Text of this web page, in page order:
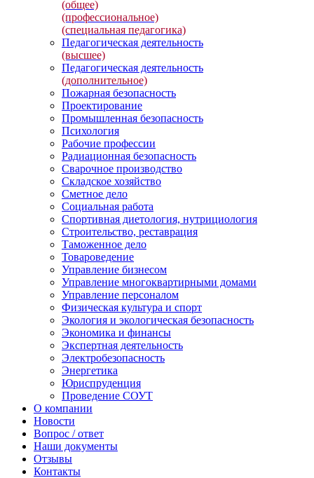
(общее)
(профессиональное)
(специальная педагогика)
Педагогическая деятельность
(высшее)
Педагогическая деятельность
(дополнительное)
Пожарная безопасность
Проектирование
Промышленная безопасность
Психология
Рабочие профессии
Радиационная безопасность
Сварочное производство
Складское хозяйство
Сметное дело
Социальная работа
Спортивная диетология, нутрициология
Строительство, реставрация
Таможенное дело
Товароведение
Управление бизнесом
Управление многоквартирными домами
Управление персоналом
Физическая культура и спорт
Экология и экологическая безопасность
Экономика и финансы
Экспертная деятельность
Электробезопасность
Энергетика
Юриспруденция
Проведение СОУТ
О компании
Новости
Вопрос / ответ
Наши документы
Отзывы
Контакты